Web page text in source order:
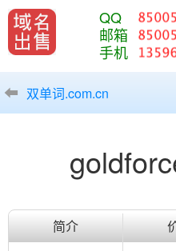
QQ
邮箱
手机
双单词.com.cn
简介